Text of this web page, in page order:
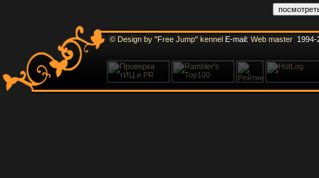
© Design by "Free Jump" kennelE-mail: Web master